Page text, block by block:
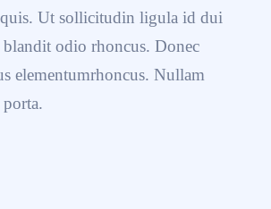
Ut sollicitudin ligula id dui
odio rhoncus. Donec
elementumrhoncus. Nullam